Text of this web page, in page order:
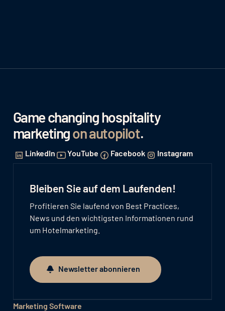
Game changing hospitality
marketingon autopilot.
LinkedIn YouTube Facebook Instagram
Bleiben Sie auf dem Laufenden!
Profitieren Sie laufend von Best Practices,
News und den wichtigsten Informationen rund
um Hotelmarketing.
Newsletter abonnieren
Newsletter abonnieren
Marketing Software